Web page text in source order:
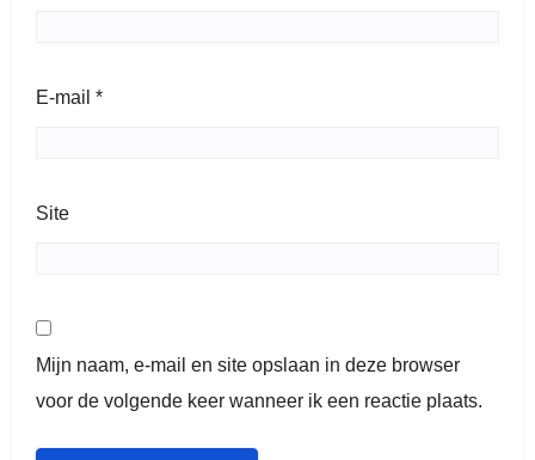
E-mail *
Site
Mijn naam, e-mail en site opslaan in deze browser
voor de volgende keer wanneer ik een reactie plaats.